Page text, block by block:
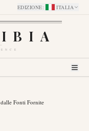
EDIZIONE: ITALIA
Fonti Fornite